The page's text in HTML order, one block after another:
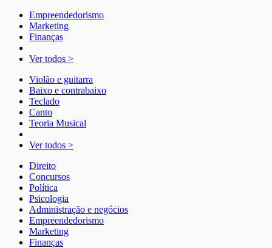
Empreendedorismo
Marketing
Finanças
Ver todos >
Violão e guitarra
Baixo e contrabaixo
Teclado
Canto
Teoria Musical
Ver todos >
Direito
Concursos
Política
Psicologia
Administração e negócios
Empreendedorismo
Marketing
Finanças